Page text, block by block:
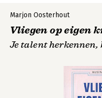
Marjon Oosterhout
Vliegen op eigen
Je talent